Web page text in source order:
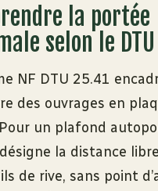
la portée
selon le
NF DTU 25.41
des ouvrages en
un plafond
la distance
de rive, sans point